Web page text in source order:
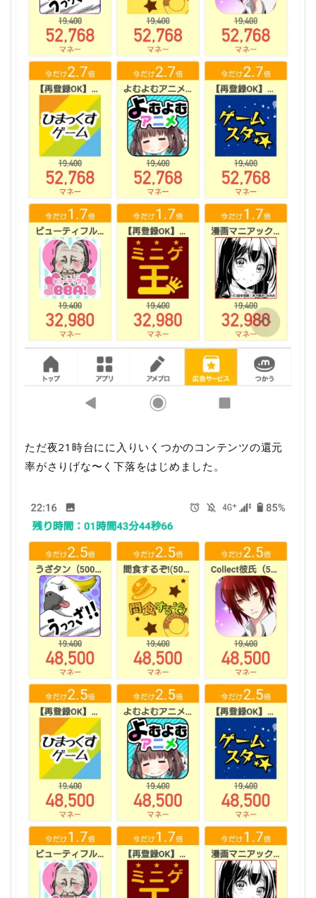
ただ夜21時台にに入りいくつかのコンテンツの還元
率がさりげな〜く下落をはじめました。